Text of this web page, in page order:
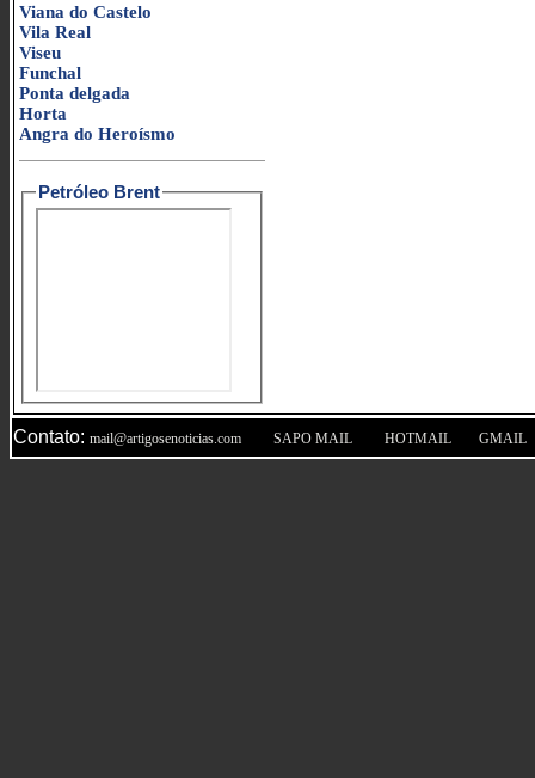
Viana do Castelo
Vila Real
Viseu
Funchal
Ponta delgada
Horta
Angra do Heroísmo
Petróleo Brent
Contato: mail@artigosenoticias.com SAPO MAIL HOTMAIL GMAIL